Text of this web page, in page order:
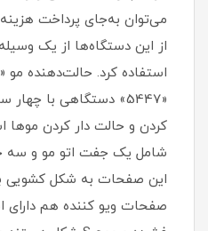
می‌توان به‌جای پرداخت
از این دستگاه‌ها از یک
«5447» دستگاهی با
کردن و حالت دار کردن
شامل یک جفت اتو مو و سه
این صفحات به شکل کشویی
صفحات ویو کننده هم دارای